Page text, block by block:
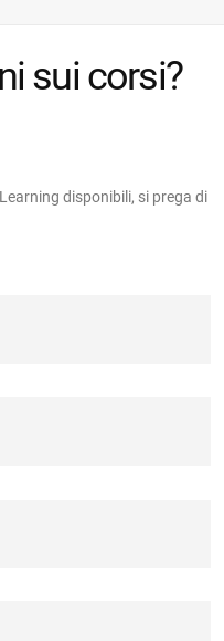
sui corsi?
disponibili, si prega di